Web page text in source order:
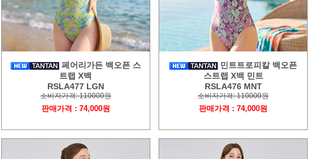
페어리가든 백오픈 스
트랩 X백
RSLA477 LGN
소비자가격: 110000원
판매가격 : 74,000원
민트트로피칼 백오픈
스트랩 X백 민트
RSLA476 MNT
소비자가격: 110000원
판매가격 : 74,000원